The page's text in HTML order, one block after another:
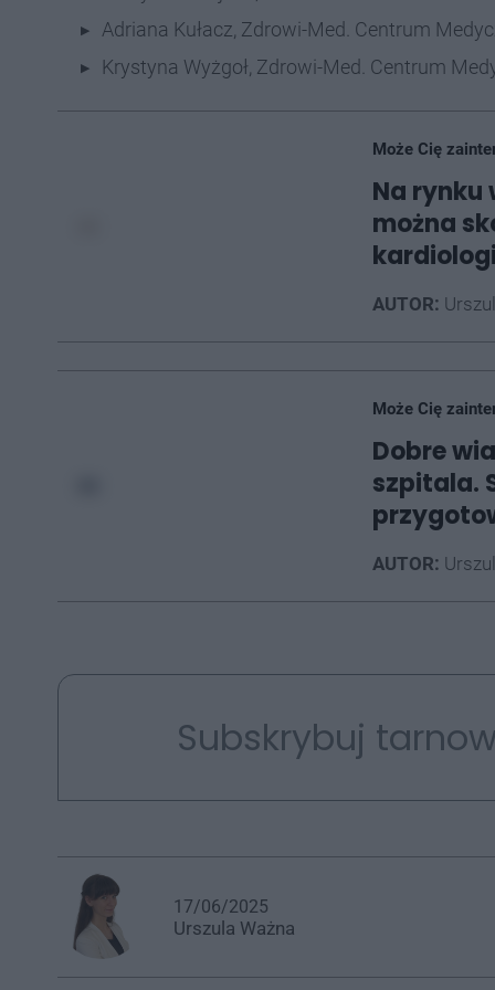
Adriana Kułacz, Zdrowi-Med. Centrum
Krystyna Wyżgoł, Zdrowi-Med. Centrum
Może Cię
Na rynku
można
AUTOR:
Może Cię
Dobre
szpitala.
AUTOR:
Subskrybuj
17/06/2025
Urszula Ważna